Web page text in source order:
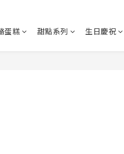
蛋糕 甜點系列 生日慶祝